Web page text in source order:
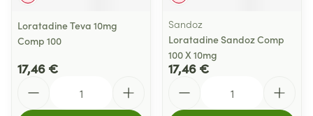
Loratadine Teva 10mg
Comp 100
17,46 €
Sandoz
Loratadine Sandoz Comp
100 X 10mg
17,46 €